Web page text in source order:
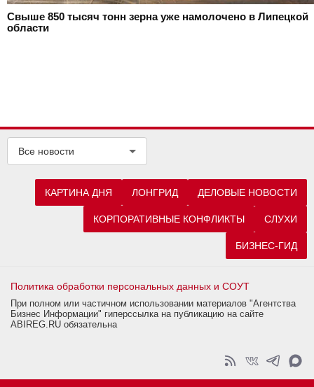
Свыше 850 тысяч тонн зерна уже намолочено в Липецкой
области
Все новости
КАРТИНА ДНЯ ЛОНГРИД ДЕЛОВЫЕ НОВОСТИ
КОРПОРАТИВНЫЕ КОНФЛИКТЫ СЛУХИ
БИЗНЕС-ГИД
Политика обработки персональных данных и СОУТ
При полном или частичном использовании материалов "Агентства
Бизнес Информации" гиперссылка на публикацию на сайте
ABIREG.RU обязательна